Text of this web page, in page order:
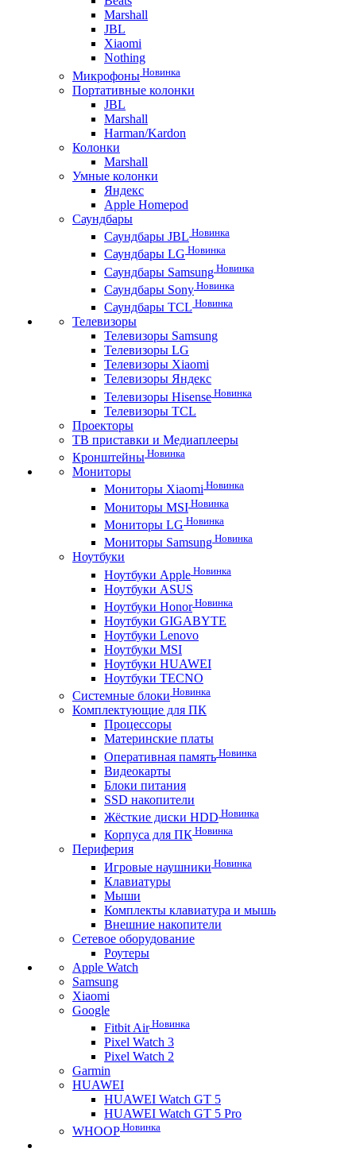
Marshall
JBL
Xiaomi
Nothing
Микрофоны Новинка
Портативные колонки
JBL
Marshall
Harman/Kardon
Колонки
Marshall
Умные колонки
Яндекс
Apple Homepod
Саундбары
Саундбары JBL Новинка
Саундбары LG Новинка
Саундбары Samsung Новинка
Саундбары Sony Новинка
Саундбары TCL Новинка
Телевизоры
Телевизоры Samsung
Телевизоры LG
Телевизоры Xiaomi
Телевизоры Яндекс
Телевизоры Hisense Новинка
Телевизоры TCL
Проекторы
ТВ приставки и Медиаплееры
Кронштейны Новинка
Мониторы
Мониторы Xiaomi Новинка
Мониторы MSI Новинка
Мониторы LG Новинка
Мониторы Samsung Новинка
Ноутбуки
Ноутбуки Apple Новинка
Ноутбуки ASUS
Ноутбуки HonorНовинка
Ноутбуки GIGABYTE
Ноутбуки Lenovo
Ноутбуки MSI
Ноутбуки HUAWEI
Ноутбуки TECNO
Системные блоки Новинка
Комплектующие для ПК
Процессоры
Материнские платы
Оперативная память Новинка
Видеокарты
Блоки питания
SSD накопители
Жёсткие диски HDD Новинка
Корпуса для ПК Новинка
Периферия
Игровые наушники Новинка
Клавиатуры
Мыши
Комплекты клавиатура и мышь
Внешние накопители
Сетевое оборудование
Роутеры
Apple Watch
Samsung
Xiaomi
Google
Fitbit AirНовинка
Pixel Watch 3
Pixel Watch 2
Garmin
HUAWEI
HUAWEI Watch GT 5
HUAWEI Watch GT 5 Pro
WHOOP Новинка